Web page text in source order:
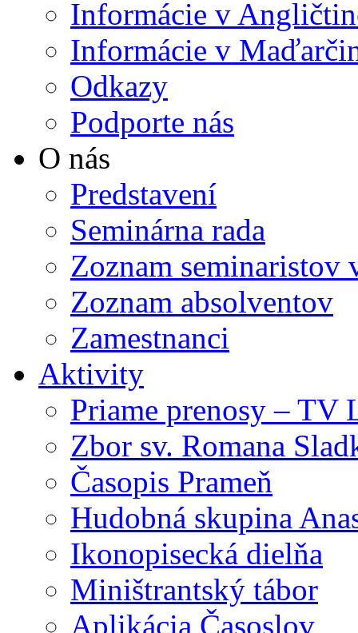
Informácie v
Informácie v
Odkazy
Podporte nás
O nás
Predstavení
Seminárna rada
Zoznam seminaristov
Zoznam absolventov
Zamestnanci
Aktivity
Priame prenosy – TV
Zbor sv. Romana
Časopis Prameň
Hudobná skupina
Ikonopisecká dielňa
Miništrantský tábor
Aplikácia Časoslov